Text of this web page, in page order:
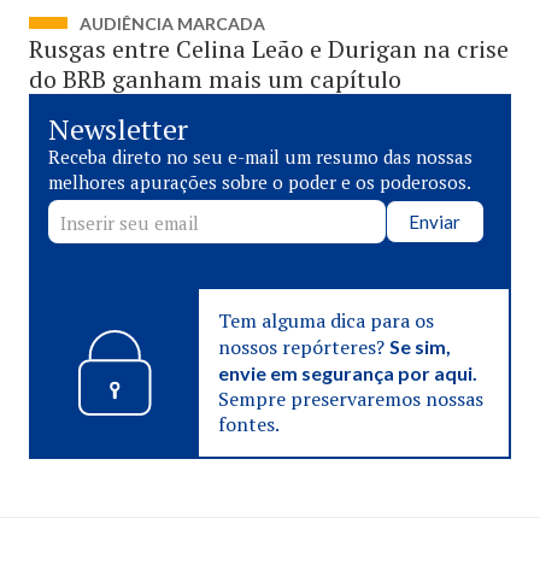
AUDIÊNCIA MARCADA
Rusgas entre Celina Leão e Durigan na crise
do BRB ganham mais um capítulo
Newsletter
Receba direto no seu e-mail um resumo das nossas
melhores apurações sobre o poder e os poderosos.
Enviar
Tem alguma dica para os
nossos repórteres? Se sim,
envie em segurança por aqui.
Sempre preservaremos nossas
fontes.